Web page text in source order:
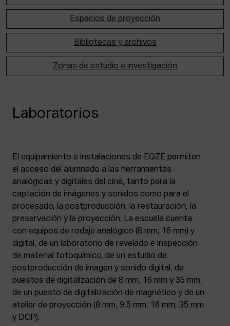
Espacios de proyección
Bibliotecas y archivos
Zonas de estudio e investigación
Laboratorios
El equipamiento e instalaciones de EQZE permiten
el acceso del alumnado a las herramientas
analógicas y digitales del cine, tanto para la
captación de imágenes y sonidos como para el
procesado, la postproducción, la restauración, la
preservación y la proyección. La escuela cuenta
con equipos de rodaje analógico (8 mm, 16 mm) y
digital, de un laboratorio de revelado e inspección
de material fotoquímico, de un estudio de
postproducción de imagen y sonido digital, de
puestos de digitalización de 8 mm, 16 mm y 35 mm,
de un puesto de digitalización de magnético y de un
atelier de proyección (8 mm, 9,5 mm, 16 mm, 35 mm
y DCP).